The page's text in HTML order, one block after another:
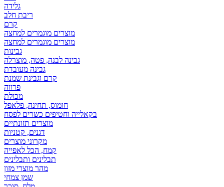
גלידה
ריבת חלב
קרם
מוצרים מוגמרים למחצה
מוצרים מוגמרים למחצה
גבינות
גבינה לבנה, פטה, מוצרלה
גבינה מעובדת
קרם וגבינת שמנת
פרווה
מכולת
חומוס, תחינה, פלאפל
בקאלייה וחטיפים כשרים לפסח
מוצרים תזונתיים
דגנים, קטניות
מקרוני מוצרים
קמח, הכל לאפייה
תבלינים ותבלינים
מהר מוצרי מזון
שמן צמחי